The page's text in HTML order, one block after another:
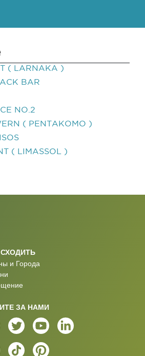
( LARNAKA )
BAR
NO.2
( PENTAKOMO )
( LIMASSOL )
СХОДИТЬ
и Города
ЗА НАМИ